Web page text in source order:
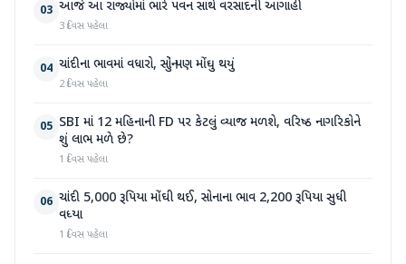
03 આજે આ રાજ્યોમાં ભારે પવન સાથે વરસાદની આગાહી
3 દિવસ પહેલા
04 ચાંદીના ભાવમાં વધારો, સોનું પણ મોંઘુ થયું
2 દિવસ પહેલા
05 SBI માં 12 મહિનાની FD પર કેટલું વ્યાજ મળશે, વરિષ્ઠ નાગરિકોને
શું લાભ મળે છે?
1 દિવસ પહેલા
06 ચાંદી 5,000 રૂપિયા મોંઘી થઈ, સોનાના ભાવ 2,200 રૂપિયા સુધી
વધ્યા
1 દિવસ પહેલા